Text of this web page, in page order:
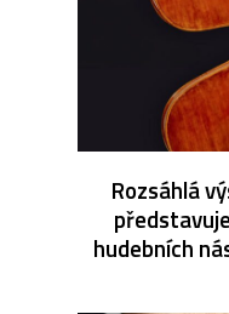
Rozsáhlá
hudebních